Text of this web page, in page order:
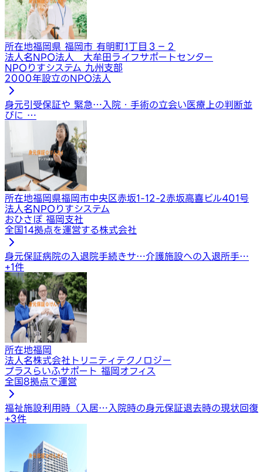
所在地福岡県 福岡市 有明町1丁目３－２
法人名NPO法人 大牟田ライフサポートセンター
NPOりすシステム 九州支部
2000年設立のNPO法人
身元引受保証や 緊急… 入院・手術の立会い医療上の判断並
びに …
所在地福岡県福岡市中央区赤坂1-12-2赤坂高喜ビル401号
法人名NPOりすシステム
おひさぽ 福岡支社
全国14拠点を運営する株式会社
身元保証病院の入退院手続きサ…介護施設への入退所手…
+1件
所在地福岡
法人名株式会社トリニティテクノロジー
プラスらいふサポート 福岡オフィス
全国8拠点で運営
福祉施設利用時（入居… 入院時の身元保証退去時の現状回復
+3件